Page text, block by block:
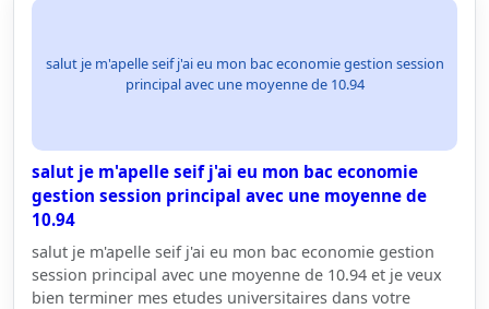
salut je m'apelle seif j'ai eu mon bac economie gestion session
principal avec une moyenne de 10.94
salut je m'apelle seif j'ai eu mon bac economie
gestion session principal avec une moyenne de
10.94
salut je m'apelle seif j'ai eu mon bac economie gestion
session principal avec une moyenne de 10.94 et je veux
bien terminer mes etudes universitaires dans votre